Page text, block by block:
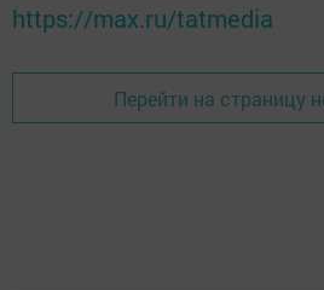
https://max.ru/tatmedia
Перейти на страницу